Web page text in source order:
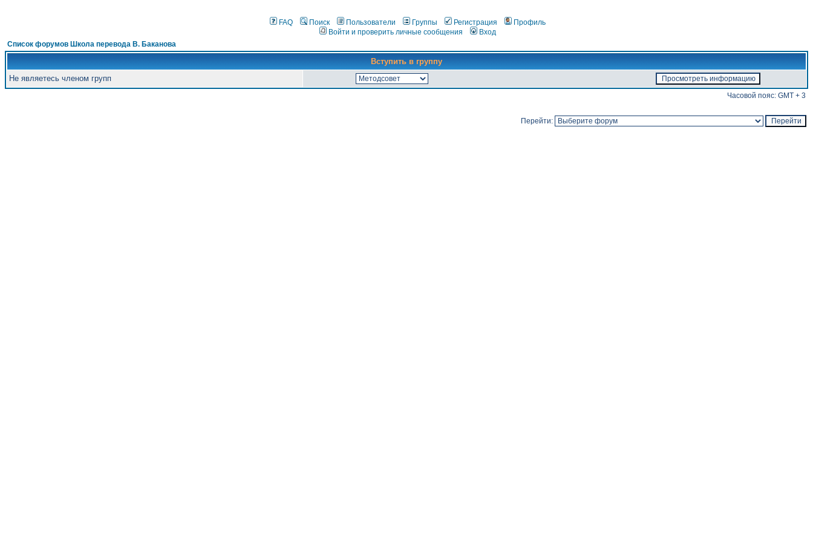
FAQ Поиск Пользователи Группы Регистрация
Профиль
Войти и проверить личные сообщения
Вход
Список форумов Школа перевода В. Баканова
Вступить в группу
Не являетесь членом групп
Часовой пояс: GMT + 3
Перейти: